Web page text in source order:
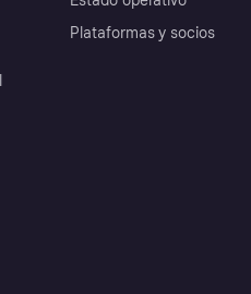
Plataformas y socios